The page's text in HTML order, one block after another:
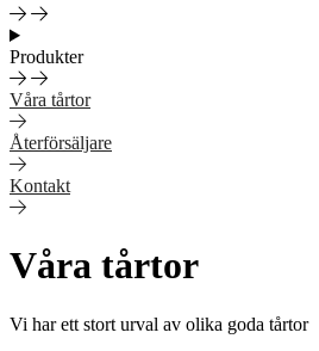
Produkter
Våra tårtor
Återförsäljare
Kontakt
Våra tårtor
Vi har ett stort urval av olika goda tårtor